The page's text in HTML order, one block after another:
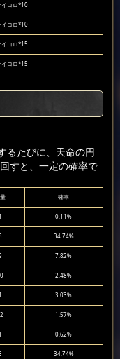
イコロ*10
イコロ*10
イコロ*15
イコロ*15
るたびに、天命の円
すと、一定の確率で
確率
0.11%
34.74%
7.82%
2.48%
3.03%
1.57%
0.62%
34.74%